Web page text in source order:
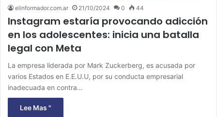
elinformador.com.ar 21/10/2024 0 44
Instagram estaría provocando adicción
en los adolescentes: inicia una batalla
legal con Meta
La empresa liderada por Mark Zuckerberg, es acusada por
varios Estados en E.E.U.U, por su conducta empresarial
inadecuada en contra…
Lee Mas "